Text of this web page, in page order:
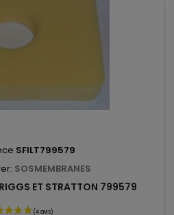
SFILT799579
SOSMEMBRANES
ET STRATTON 799579